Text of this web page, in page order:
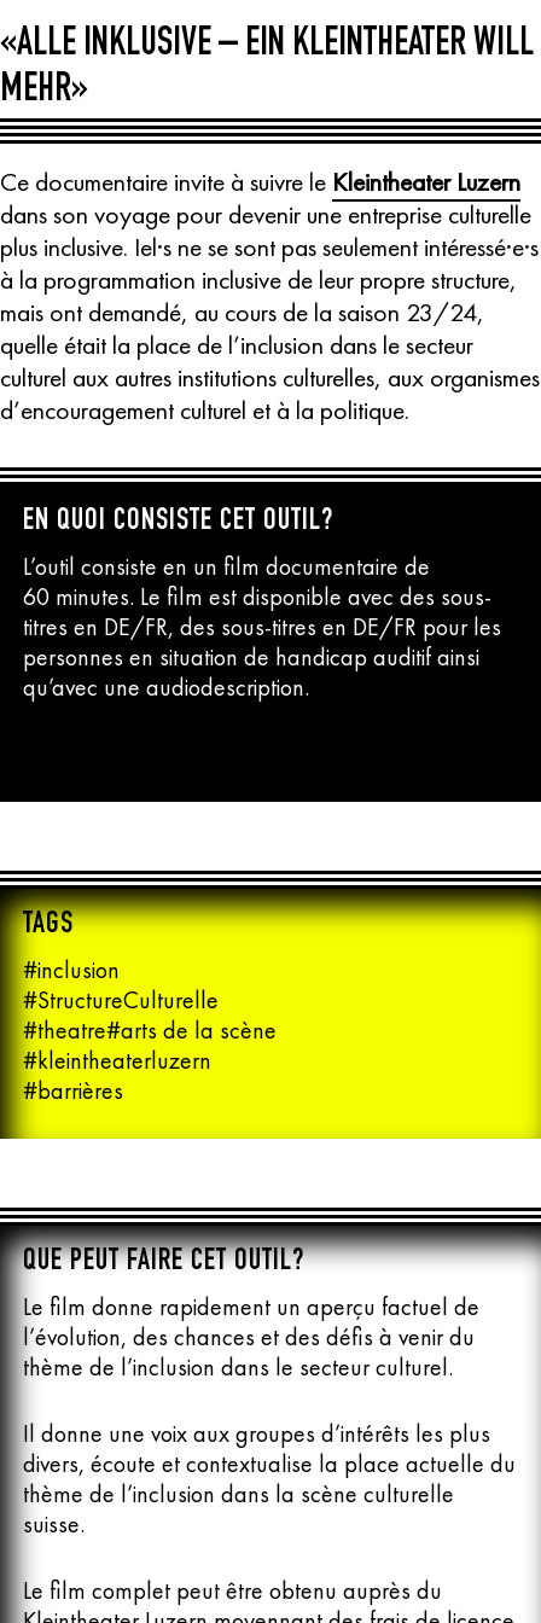
«ALLE INKLUSIVE – EIN KLEINTHEATER WILL
MEHR»
Ce documentaire invite à suivre le Kleintheater Luzern
dans son voyage pour devenir une entreprise culturelle
plus inclusive. Iel·s ne se sont pas seulement intéressé·e·s
à la programmation inclusive de leur propre structure,
mais ont demandé, au cours de la saison 23/24,
quelle était la place de l’inclusion dans le secteur
culturel aux autres institutions culturelles, aux organismes
d’encouragement culturel et à la politique.
EN QUOI CONSISTE CET OUTIL?
L’outil consiste en un film documentaire de
60 minutes. Le film est disponible avec des sous-
titres en DE/FR, des sous-titres en DE/FR pour les
personnes en situation de handicap auditif ainsi
qu’avec une audiodescription.
TAGS
#inclusion
#StructureCulturelle
#theatre#arts de la scène
#kleintheaterluzern
#barrières
QUE PEUT FAIRE CET OUTIL?
Le film donne rapidement un aperçu factuel de
l’évolution, des chances et des défis à venir du
thème de l’inclusion dans le secteur culturel.
Il donne une voix aux groupes d’intérêts les plus
divers, écoute et contextualise la place actuelle du
thème de l’inclusion dans la scène culturelle
suisse.
Le film complet peut être obtenu auprès du